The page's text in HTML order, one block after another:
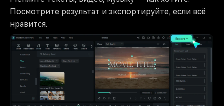
Посмотрите результат и экспортируйте, если всё
нравится.